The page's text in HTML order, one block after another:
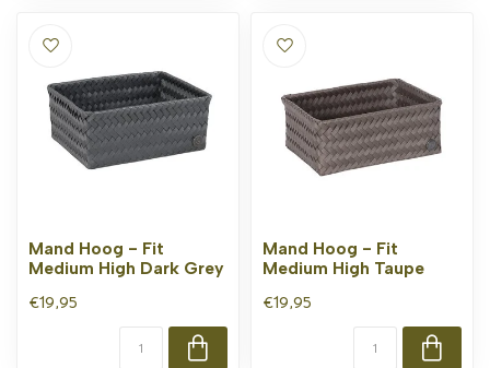
Mand Hoog - Fit
Medium High Dark Grey
€19,95
Mand Hoog - Fit
Medium High Taupe
€19,95